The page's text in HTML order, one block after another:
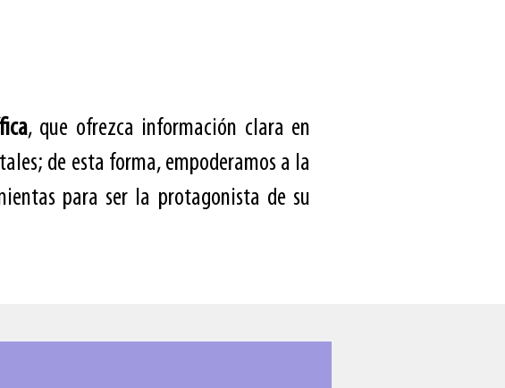
, que ofrezca información clara en
de esta forma, empoderamos a la
para ser la protagonista de su